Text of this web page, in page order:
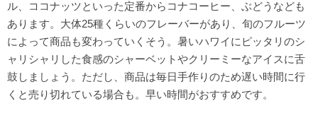
ル、ココナッツといった定番からコナコーヒー、ぶどうなども
あります。大体25種くらいのフレーバーがあり、旬のフルーツ
によって商品も変わっていくそう。暑いハワイにピッタリのシ
ャリシャリした食感のシャーベットやクリーミーなアイスに舌
鼓しましょう。ただし、商品は毎日手作りのため遅い時間に行
くと売り切れている場合も。早い時間がおすすめです。